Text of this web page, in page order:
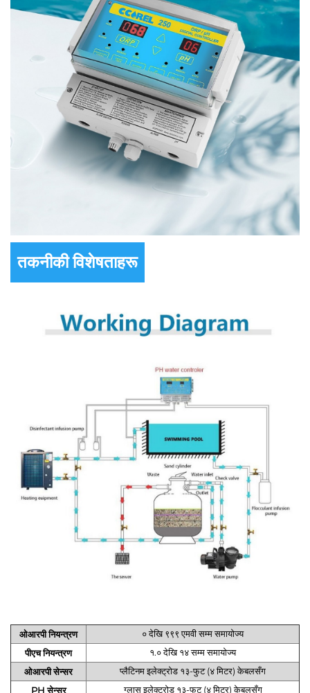
तकनीकी विशेषताहरू
ओआरपी नियन्त्रण
० देखि ९९९ एमवी सम्म समायोज्य
पीएच नियन्त्रण
१.० देखि १४ सम्म समायोज्य
ओआरपी सेन्सर
प्लैटिनम इलेक्ट्रोड १३-फुट (४ मिटर) केबलसँग
PH सेन्सर
ग्लास इलेक्ट्रोड १३-फुट (४ मिटर) केबलसँग